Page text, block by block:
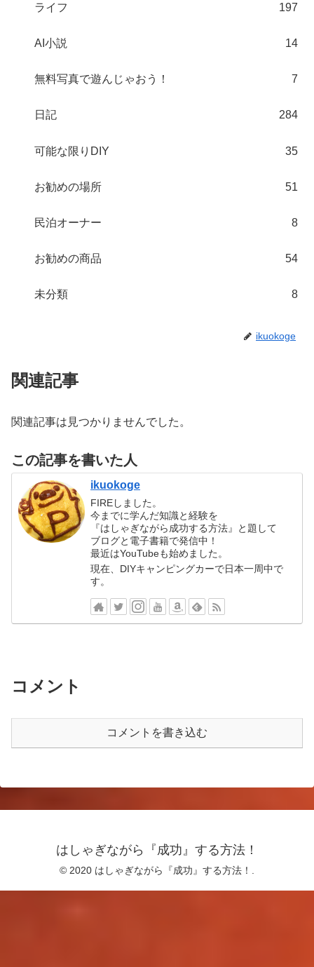
ライフ 197
AI小説 14
無料写真で遊んじゃおう！ 7
日記 284
可能な限りDIY 35
お勧めの場所 51
民泊オーナー 8
お勧めの商品 54
未分類 8
ikuokoge
関連記事
関連記事は見つかりませんでした。
この記事を書いた人
ikuokoge
FIREしました。
今までに学んだ知識と経験を
『はしゃぎながら成功する方法』と題して
ブログと電子書籍で発信中！
最近はYouTubeも始めました。
現在、DIYキャンピングカーで日本一周中で
す。
コメント
コメントを書き込む
はしゃぎながら『成功』する方法！
© 2020 はしゃぎながら『成功』する方法！.